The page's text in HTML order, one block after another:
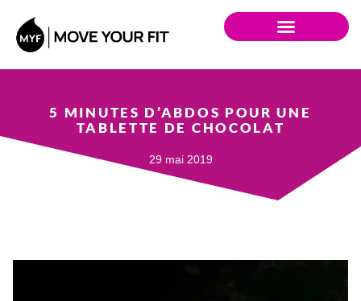
5 MINUTES D’ABDOS POUR UNE
TABLETTE DE CHOCOLAT
29 mai 2019